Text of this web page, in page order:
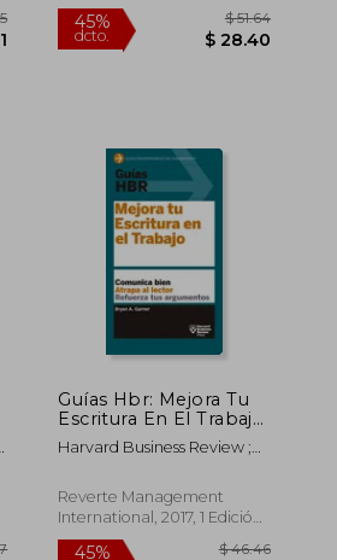
$ 57.65 45%
dcto.
Guías Hbr: Mejora Tu
Escritura En El Trabajo
(HBR Guide to Better
Business Writing
Harvard Business Review ;
Reverte Management
International, 2017, 1 Edición,
Tapa Blanda, Nuevo